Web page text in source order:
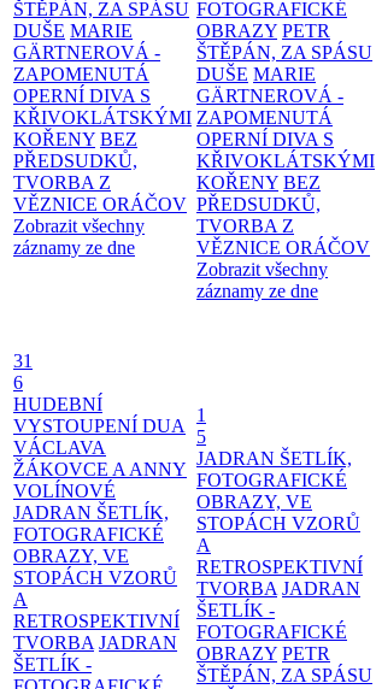
ŠTĚPÁN, ZA SPÁSU
DUŠE MARIE
GÄRTNEROVÁ -
ZAPOMENUTÁ
OPERNÍ DIVA S
KŘIVOKLÁTSKÝMI
KOŘENY BEZ
PŘEDSUDKŮ,
TVORBA Z
VĚZNICE ORÁČOV
Zobrazit všechny
záznamy ze dne
FOTOGRAFICKÉ
OBRAZY PETR
ŠTĚPÁN, ZA SPÁSU
DUŠE MARIE
GÄRTNEROVÁ -
ZAPOMENUTÁ
OPERNÍ DIVA S
KŘIVOKLÁTSKÝMI
KOŘENY BEZ
PŘEDSUDKŮ,
TVORBA Z
VĚZNICE ORÁČOV
Zobrazit všechny
záznamy ze dne
31
6
HUDEBNÍ
VYSTOUPENÍ DUA
VÁCLAVA
ŽÁKOVCE A ANNY
VOLÍNOVÉ
JADRAN ŠETLÍK,
FOTOGRAFICKÉ
OBRAZY, VE
STOPÁCH VZORŮ
A
RETROSPEKTIVNÍ
TVORBA JADRAN
ŠETLÍK -
1
5
JADRAN ŠETLÍK,
FOTOGRAFICKÉ
OBRAZY, VE
STOPÁCH VZORŮ
A
RETROSPEKTIVNÍ
TVORBA JADRAN
ŠETLÍK -
FOTOGRAFICKÉ
OBRAZY PETR
ŠTĚPÁN, ZA SPÁSU